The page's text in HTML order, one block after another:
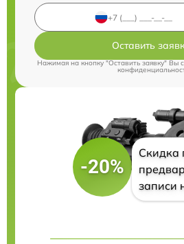
Оставить
Нажимая на кнопку "Оставить заявку" Вы
-20%
Скидка
записи